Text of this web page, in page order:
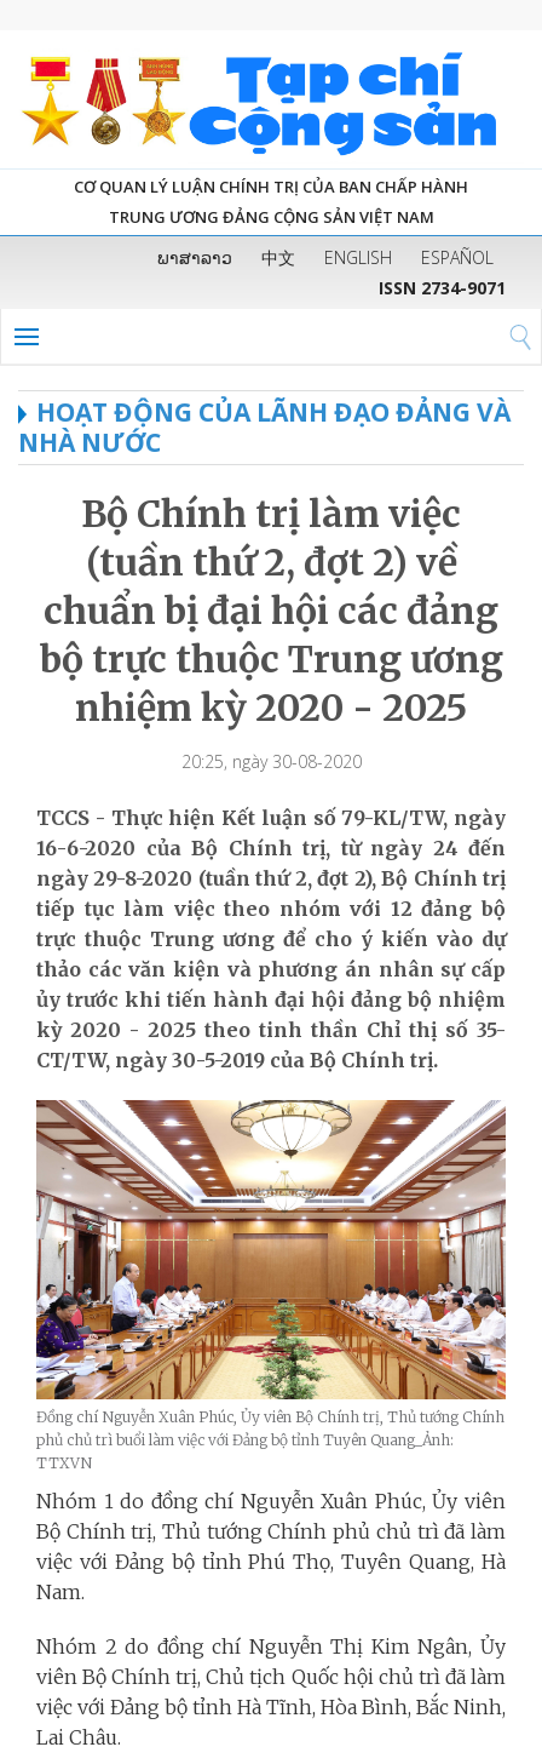
CƠ QUAN LÝ LUẬN CHÍNH TRỊ CỦA BAN CHẤP HÀNH
TRUNG ƯƠNG ĐẢNG CỘNG SẢN VIỆT NAM
ພາສາລາວ 中文 ENGLISH
ESPAÑOL
ISSN 2734-9071
HOẠT ĐỘNG CỦA LÃNH ĐẠO ĐẢNG VÀ
NHÀ NƯỚC
Bộ Chính trị làm việc
(tuần thứ 2, đợt 2) về
chuẩn bị đại hội các đảng
bộ trực thuộc Trung ương
nhiệm kỳ 2020 - 2025
20:25, ngày 30-08-2020
TCCS - Thực hiện Kết luận số 79-KL/TW, ngày
16-6-2020 của Bộ Chính trị, từ ngày 24 đến
ngày 29-8-2020 (tuần thứ 2, đợt 2), Bộ Chính trị
tiếp tục làm việc theo nhóm với 12 đảng bộ
trực thuộc Trung ương để cho ý kiến vào dự
thảo các văn kiện và phương án nhân sự cấp
ủy trước khi tiến hành đại hội đảng bộ nhiệm
kỳ 2020 - 2025 theo tinh thần Chỉ thị số 35-
CT/TW, ngày 30-5-2019 của Bộ Chính trị.
Đồng chí Nguyễn Xuân Phúc, Ủy viên Bộ Chính trị, Thủ tướng Chính
phủ chủ trì buổi làm việc với Đảng bộ tỉnh Tuyên Quang_Ảnh:
TTXVN
Nhóm 1 do đồng chí Nguyễn Xuân Phúc, Ủy viên
Bộ Chính trị, Thủ tướng Chính phủ chủ trì đã làm
việc với Đảng bộ tỉnh Phú Thọ, Tuyên Quang, Hà
Nam.
Nhóm 2 do đồng chí Nguyễn Thị Kim Ngân, Ủy
viên Bộ Chính trị, Chủ tịch Quốc hội chủ trì đã làm
việc với Đảng bộ tỉnh Hà Tĩnh, Hòa Bình, Bắc Ninh,
Lai Châu.